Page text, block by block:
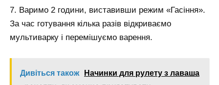
7. Варимо 2 години, виставивши режим «Гасіння».
За час готування кілька разів відкриваємо
мультиварку і перемішуємо варення.
Дивіться також
Начинки для рулету з лаваша